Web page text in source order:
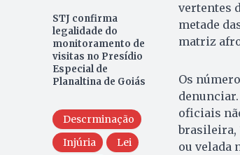
STJ confirma
legalidade do
monitoramento de
visitas no Presídio
Especial de
Planaltina de Goiás
Descrminação
Injúria
Lei
vertentes
metade
matriz
Os
oficiais
brasileira,
ou velada